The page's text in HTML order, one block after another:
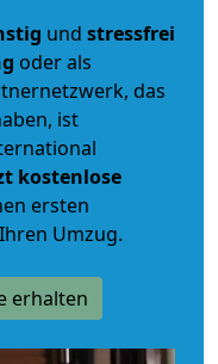
und stressfrei
oder als
das
ist
kostenlose
ersten
Umzug.
erhalten